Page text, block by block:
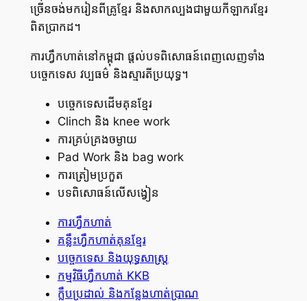
ច្រើនចង់មករៀនពីគ្រូខ្មែរ និងសាកល្បងជាមួយកីឡាករខ្មែរ
ពិតប្រាកដ។
ការហ្វឹកហាត់នៅកម្ពុជា ផ្តល់បទពិសោធន៍ពេញលេញទាំង
បច្ចេកទេស វប្បធម៌ និងស្មារតីប្រយុទ្ធ។
បច្ចេកទេសដើមគុនខ្មែរ
Clinch និង knee work
ការគ្រប់គ្រងចម្ងាយ
Pad Work និង bag work
ការត្រៀមប្រកួត
បទពិសោធន៍លើសង្វៀន
ការហ្វឹកហាត់
គន្លឹះហ្វឹកហាត់គុនខ្មែរ
បច្ចេកទេស និងយុទ្ធសាស្ត្រ
កម្មវិធីហ្វឹកហាត់ KKB
ក្លឹបប្រដាល់ និងកន្លែងហាត់ប្រាណ